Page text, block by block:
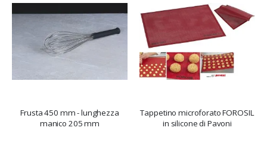
Frusta 450 mm - lunghezza
manico 205 mm
Tappetino microforato FOROSIL
in silicone di Pavoni